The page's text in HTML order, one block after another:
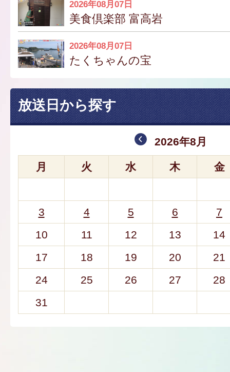
2026年08月07日
美食倶楽部 富高岩
2026年08月07日
たくちゃんの宝
放送日から探す
2026年8月
月 火 水 木 金
3 4 5 6
7
10
11 12 13
14
17
18 19 20
21
24
25 26 27
28
31